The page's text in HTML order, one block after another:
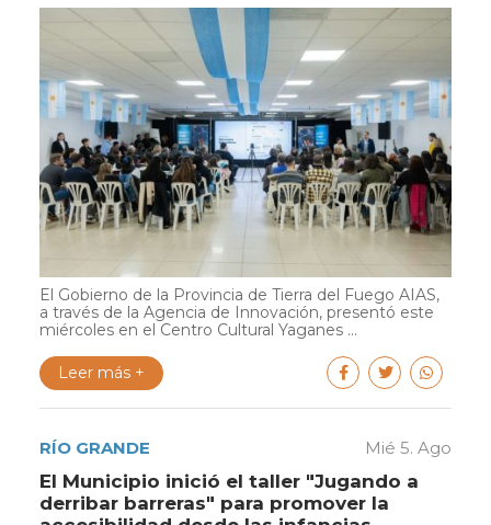
El Gobierno de la Provincia de Tierra del Fuego AIAS,
a través de la Agencia de Innovación, presentó este
miércoles en el Centro Cultural Yaganes ...
Leer más +
RÍO GRANDE Mié 5. Ago
El Municipio inició el taller "Jugando a
derribar barreras" para promover la